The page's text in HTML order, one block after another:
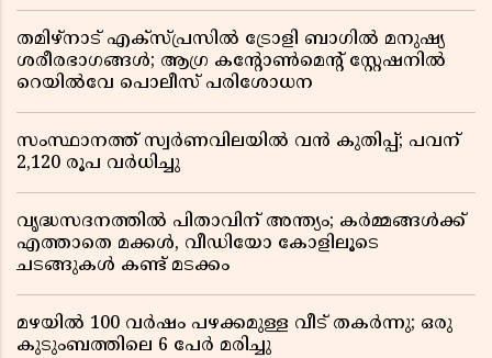
തമിഴ്‌നാട് എക്സ്പ്രസിൽ ട്രോളി ബാഗിൽ മനുഷ്യ
ശരീരഭാഗങ്ങൾ; ആഗ്ര കൻ്റോൺമെൻ്റ് സ്റ്റേഷനിൽ
റെയിൽവേ പൊലീസ് പരിശോധന
സംസ്ഥാനത്ത് സ്വര്‍ണവിലയില്‍ വന്‍ കുതിപ്പ്; പവന്
2,120 രൂപ വര്‍ധിച്ചു
വൃദ്ധസദനത്തിൽ പിതാവിന് അന്ത്യം; കർമ്മങ്ങൾക്ക്
എത്താതെ മക്കൾ, വീഡിയോ കോളിലൂടെ
ചടങ്ങുകൾ കണ്ട് മടക്കം
മഴയിൽ 100 വർഷം പഴക്കമുള്ള വീട് തകർന്നു; ഒരു
കുടുംബത്തിലെ 6 പേർ മരിച്ചു